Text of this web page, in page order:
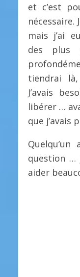
et c’est
nécessaire.
mais j’ai
des plus
tiendrai
J’avais
libérer …
que j’avais
question …
aider